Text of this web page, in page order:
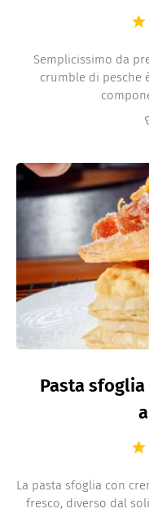
Semplicissimo da
crumble di pesche
Pasta
La pasta sfoglia con
fresco, diverso dal